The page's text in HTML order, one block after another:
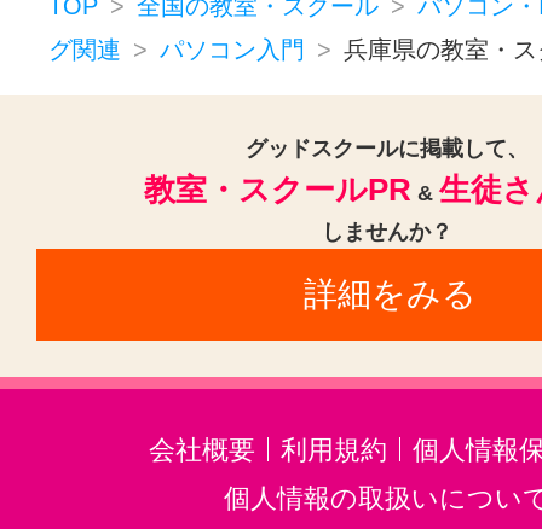
TOP 全国の教室・スクール
パソコン
グ関連
パソコン入門 兵庫県の教室・
グッドスクールに掲載して、
教室・スクールPR & 生徒
しませんか？
詳細をみる
会社概要 利用規約
個人情報
個人情報の取扱いについ